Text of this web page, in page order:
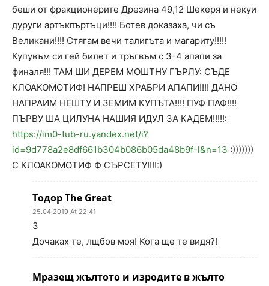
беши от фракционерите Дрезина 49,12 Шекеря и некуи
дуруги артъкпъртъци!!!! Ботев доказаха, чи съ
Великани!!!! Стягам вечи талигъта и магариту!!!!!
Купувъм си гей билет и тръгвъм с 3-4 апапи за
финаля!!! ТАМ ШИ ДЕРЕМ МОШТНУ ГЪРЛУ: СЪДЕ
КЛОАКОМОТИФ! НАПРЕШ ХРАБРИ АПАПИ!!!! ДАНО
НАПРАИМ НЕШТУ И ЗЕМИМ КУПЪТА!!!! ПУФ ПАФ!!!!
ПЪРВУ ША ЦИЛУНА НАШИЯ ИДУЛ ЗА КАДЕМ!!!!!:
https://im0-tub-ru.yandex.net/i?
id=9d778a2e8df661b304b086b05da48b9f-l&n=13 :)))))))
С КЛОАКОМОТИФ Ф СЪРСЕТУ!!!!:)
Тодор The Great
25.04.2019 At 22:41
3
Дочаках те, лщбов моя! Кога ще те видя?!
Мразещ жълтото и изродите в жълто